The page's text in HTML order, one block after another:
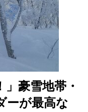
」豪雪地帯・
ーが最高な